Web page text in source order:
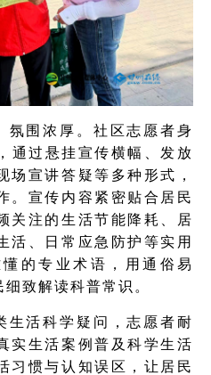
氛围浓厚。社区志愿者身
通过悬挂宣传横幅、发放
场宣讲答疑等多种形式，
。宣传内容紧密贴合居民
关注的生活节能降耗、居
活、日常应急防护等实用
的专业术语，用通俗易
致解读科普常识。
生活科学疑问，志愿者耐
实生活案例普及科学生活
习惯与认知误区，让居民